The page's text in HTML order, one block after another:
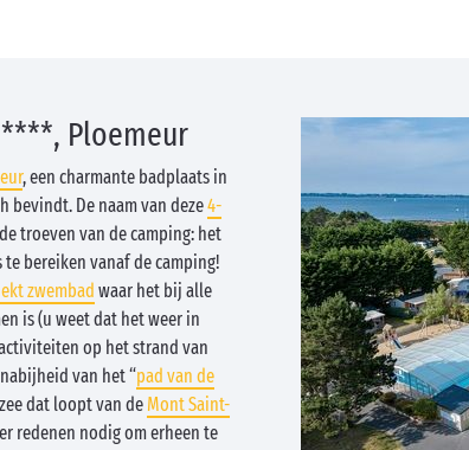
Ploemeur
, een charmante badplaats in
bevindt. De naam van deze4-
troeven van de camping: het
bereiken vanaf de camping!
zwembad waar het bij alle
is (u weet dat het weer in
op het strand van
van het “pad van de
dat loopt van de Mont Saint-
redenen nodig om erheen te